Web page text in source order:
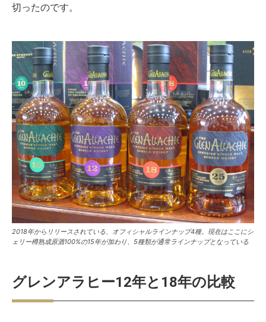
切ったのです。
2018年からリリースされている、オフィシャルラインナップ4種。現在はここにシ
ェリー樽熟成原酒100%の15年が加わり、5種類が通常ラインナップとなっている
グレンアラヒー12年と18年の比較